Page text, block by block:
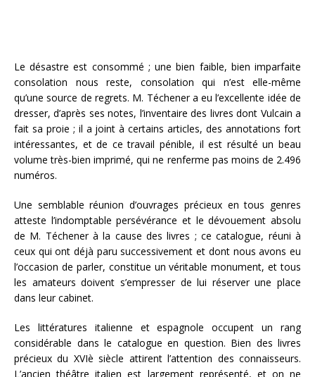
Le désastre est consommé ; une bien faible, bien imparfaite
consolation nous reste, consolation qui n’est elle-même
qu’une source de regrets. M. Téchener a eu l’excellente idée de
dresser, d’après ses notes, l’inventaire des livres dont Vulcain a
fait sa proie ; il a joint à certains articles, des annotations fort
intéressantes, et de ce travail pénible, il est résulté un beau
volume très-bien imprimé, qui ne renferme pas moins de 2.496
numéros.
Une semblable réunion d’ouvrages précieux en tous genres
atteste l’indomptable persévérance et le dévouement absolu
de M. Téchener à la cause des livres ; ce catalogue, réuni à
ceux qui ont déjà paru successivement et dont nous avons eu
l’occasion de parler, constitue un véritable monument, et tous
les amateurs doivent s’empresser de lui réserver une place
dans leur cabinet.
Les littératures italienne et espagnole occupent un rang
considérable dans le catalogue en question. Bien des livres
précieux du XVIè siècle attirent l’attention des connaisseurs.
L’ancien théâtre italien est largement représenté, et on ne